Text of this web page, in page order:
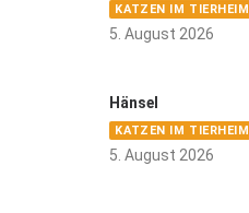
KATZEN IM TIERHEIM
5. August 2026
Hänsel
KATZEN IM TIERHEIM
5. August 2026